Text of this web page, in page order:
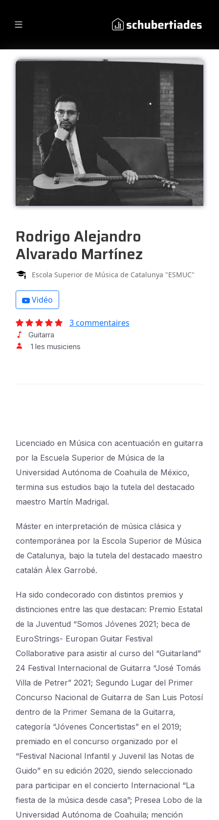
Rodrigo Alejandro
Alvarado Martínez
Escola Superior de Música de Catalunya "ESMUC"
Vidéo
3 commentaires
Guitarra
1 les musiciens
Licenciado en Música con acentuación en guitarra
por la Escuela Superior de Música de la
Universidad Autónoma de Coahuila de México,
termina sus estudios bajo la tutela del destacado
maestro Martín Madrigal.
Máster en interpretación de música clásica y
contemporánea por la Escola Superior de Música
de Catalunya, bajo la tutela del destacado maestro
catalán Àlex Garrobé.
Ha sido condecorado con distintos premios y
distinciones entre las que destacan: Premio Estatal
de la Juventud “Somos Jóvenes 2021; beca de
EuroStrings- Europan Guitar Festival
Collaborative para asistir al curso del “Guitarland”
24 Festival Internacional de Guitarra “José Tomás
Villa de Petrer” 2021; Segundo Lugar del Primer
Concurso Nacional de Guitarra de San Luis Potosí
dentro de la Primer Semana de la Guitarra,
categoría “Jóvenes Concertistas” en el 2019;
premiado en el concurso organizado por el
“Festival Nacional Infantil y Juvenil las Notas de
Guido” en su edición 2020, siendo seleccionado
para participar en el concierto Internacional “La
fiesta de la música desde casa”; Presea Lobo de la
Universidad Autónoma de Coahuila; mención